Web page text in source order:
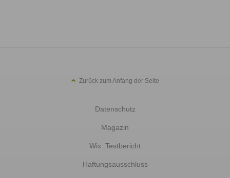
Zurück zum Anfang der Seite
Datenschutz
Magazin
Wix: Testbericht
Haftungsausschluss